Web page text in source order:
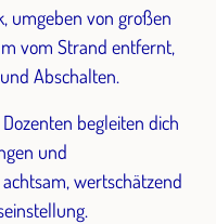
umgeben von großen
vom Strand entfernt,
Abschalten.
begleiten dich
und
wertschätzend